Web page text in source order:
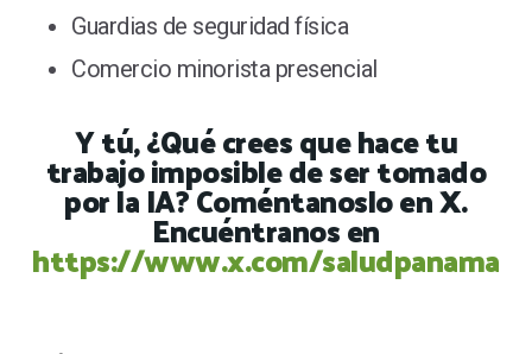
Guardias de seguridad física
Comercio minorista presencial
Y tú, ¿Qué crees que hace tu
trabajo imposible de ser tomado
por la IA? Coméntanoslo en X.
Encuéntranos en
https://www.x.com/saludpanama